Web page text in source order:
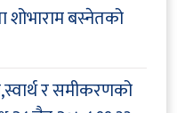
शोभाराम बस्नेतको
र समीकरणको